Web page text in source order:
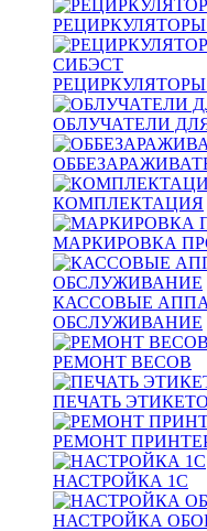
ОБЛУЧАТЕЛИ
КОМПЛЕКТАЦИЯ
МАРКИРОВКА
КАССОВЫЕ
ОБСЛУЖИВАНИЕ
РЕМОНТ ВЕСОВ
ПЕЧАТЬ
РЕМОНТ
НАСТРОЙКА 1С
НАСТРОЙКА